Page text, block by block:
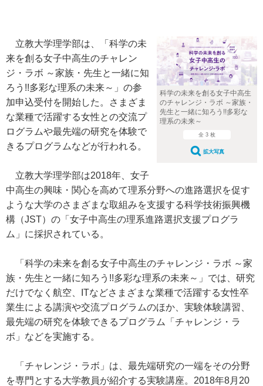
科学の未来を創る女子中高生
のチャレンジ・ラボ ～家族・
先生と一緒に知ろう!!多彩な
理系の未来～
全 3 枚
拡大写真
立教大学理学部は、「科学の未
来を創る女子中高生のチャレン
ジ・ラボ ～家族・先生と一緒に知
ろう!!多彩な理系の未来～」の参
加申込受付を開始した。さまざま
な業種で活躍する女性との交流プ
ログラムや最先端の研究を体験で
きるプログラムなどが行われる。
立教大学理学部は2018年、女子
中高生の興味・関心を高めて理系分野への進路選択を促す
ような大学のさまざまな取組みを支援する科学技術振興機
構（JST）の「女子中高生の理系進路選択支援プログラ
ム」に採択されている。
「科学の未来を創る女子中高生のチャレンジ・ラボ ～家
族・先生と一緒に知ろう!!多彩な理系の未来～」では、研究
だけでなく航空、ITなどさまざまな業種で活躍する女性卒
業生による講演や交流プログラムのほか、実験体験講習、
最先端の研究を体験できるプログラム「チャレンジ・ラ
ボ」などを実施する。
「チャレンジ・ラボ」は、最先端研究の一端をその分野
を専門とする大学教員が紹介する実験講座。2018年8月20